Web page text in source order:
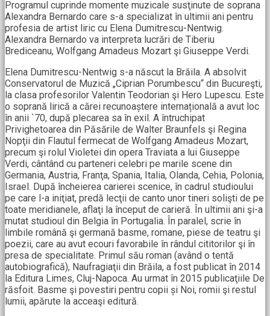
Programul cuprinde momente muzicale susţinute de soprana
Alexandra Bernardo care s-a specializat în ultimii ani pentru
profesia de artist liric cu Elena Dumitrescu-Nentwig.
Alexandra Bernardo va interpreta lucrări de Tiberiu
Brediceanu, Wolfgang Amadeus Mozart şi Giuseppe Verdi.
Elena Dumitrescu-Nentwig s-a născut la Brăila. A absolvit
Conservatorul de Muzică „Ciprian Porumbescu“ din Bucureşti,
la clasa profesorilor Valentin Teodorian şi Hero Lupescu. Este
o soprană lirică a cărei recunoaștere internațională a avut loc
în anii `70, după plecarea sa în exil. A întruchipat
Privighetoarea din Păsările de Walter Braunfels şi Regina
Nopţii din Flautul fermecat de Wolfgang Amadeus Mozart,
precum şi rolul Violetei din opera Traviata a lui Giuseppe
Verdi, cântând cu parteneri celebri pe marile scene din
Germania, Austria, Franţa, Spania, Italia, Olanda, Cehia, Polonia,
Israel. După încheierea carierei scenice, în cadrul studioului
pe care l-a iniţiat, predă lecţii de canto unor tineri solişti de pe
toate meridianele, aflaţi la început de carieră. În ultimii ani şi-a
mutat studioul din Belgia în Portugalia. În paralel, scrie în
limbile română şi germană basme, romane, piese de teatru şi
poezii, care au avut ecouri favorabile în rândul cititorilor şi în
presa de specialitate. Primul său roman (având o tentă
autobiografică), Naufragiaţii din Brăila, a fost publicat în 2014
la Editura Limes, Cluj-Napoca. Au urmat în 2015 publicaţiile De
răsfoit. Basme şi povestiri pentru copii și Noi, romii şi restul
lumii, apărute la acceaşi editură.